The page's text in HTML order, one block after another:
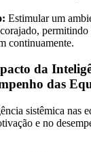
Estimular um
permitindo
continuamente.
da
das
sistêmica nas
e no